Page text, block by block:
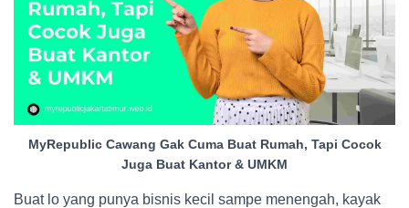
MyRepublic Cawang Gak Cuma Buat Rumah, Tapi Cocok
Juga Buat Kantor & UMKM
Buat lo yang punya bisnis kecil sampe menengah, kayak